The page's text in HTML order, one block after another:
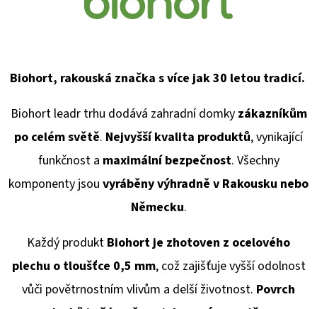
Biohort, rakouská značka s více jak 30 letou tradicí.
Biohort leadr trhu dodává zahradní domky zákazníkům
po celém světě. Nejvyšší kvalita produktů, vynikající
funkčnost a maximální bezpečnost. Všechny
komponenty jsou vyráběny výhradně v Rakousku nebo
Německu.
Každý produkt Biohort je zhotoven z ocelového
plechu o tloušťce 0,5 mm, což zajišťuje vyšší odolnost
vůči povětrnostním vlivům a delší životnost. Povrch